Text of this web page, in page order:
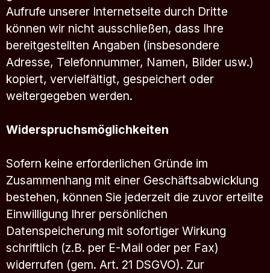
Aufrufe unserer Internetseite durch Dritte
können wir nicht ausschließen, dass Ihre
bereitgestellten Angaben (insbesondere
Adresse, Telefonnummer, Namen, Bilder usw.)
kopiert, vervielfältigt, gespeichert oder
weitergegeben werden.
Widerspruchsmöglichkeiten
Sofern keine erforderlichen Gründe im
Zusammenhang mit einer Geschäftsabwicklung
bestehen, können Sie jederzeit die zuvor erteilte
Einwilligung Ihrer persönlichen
Datenspeicherung mit sofortiger Wirkung
schriftlich (z.B. per E-Mail oder per Fax)
widerrufen (gem. Art. 21 DSGVO). Zur